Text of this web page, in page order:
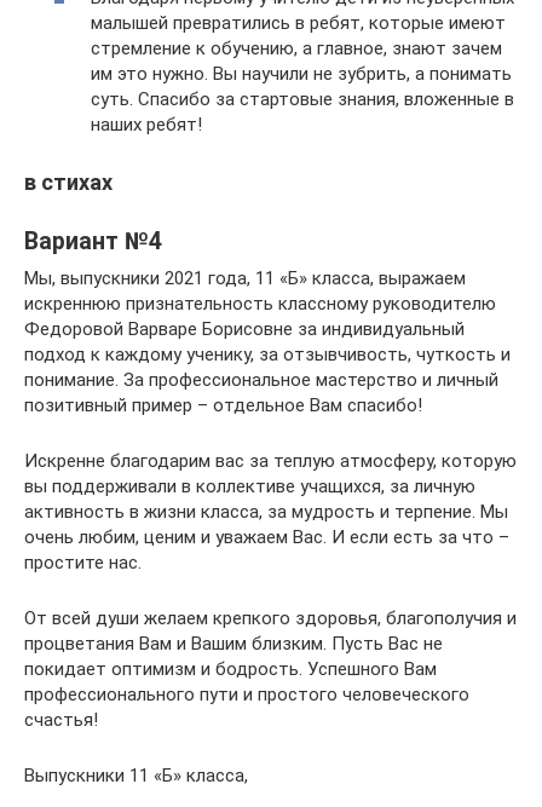
малышей превратились в ребят, которые имеют
стремление к обучению, а главное, знают зачем
им это нужно. Вы научили не зубрить, а понимать
суть. Спасибо за стартовые знания, вложенные в
наших ребят!
в стихах
Вариант №4
Мы, выпускники 2021 года, 11 «Б» класса, выражаем
искреннюю признательность классному руководителю
Федоровой Варваре Борисовне за индивидуальный
подход к каждому ученику, за отзывчивость, чуткость и
понимание. За профессиональное мастерство и личный
позитивный пример – отдельное Вам спасибо!
Искренне благодарим вас за теплую атмосферу, которую
вы поддерживали в коллективе учащихся, за личную
активность в жизни класса, за мудрость и терпение. Мы
очень любим, ценим и уважаем Вас. И если есть за что –
простите нас.
От всей души желаем крепкого здоровья, благополучия и
процветания Вам и Вашим близким. Пусть Вас не
покидает оптимизм и бодрость. Успешного Вам
профессионального пути и простого человеческого
счастья!
Выпускники 11 «Б» класса,